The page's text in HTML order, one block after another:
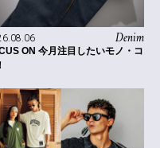
Denim
ON 今月注目したいモノ・コ